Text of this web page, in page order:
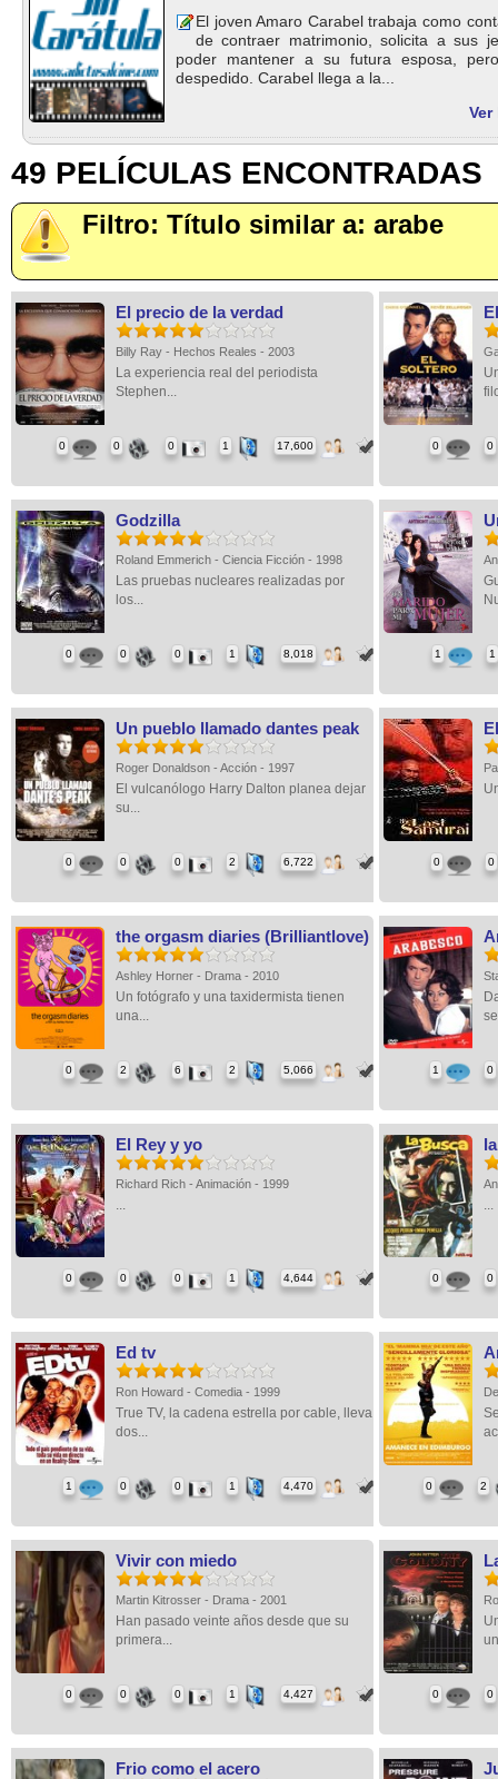
El joven Amaro Carabel trabaja como
de contraer matrimonio, solicita a sus
poder mantener a su futura esposa,
despedido. Carabel llega a la...
Ver
49 PELÍCULAS ENCONTRADAS
Filtro: Título similar a: arabe
El precio de la verdad
Billy Ray - Hechos Reales - 2003
La experiencia real del periodista
Stephen...
0 0 0 1 17,600 0 0
Godzilla
Roland Emmerich - Ciencia Ficción - 1998
Las pruebas nucleares realizadas por
los...
0 0 0 1 8,018 1 1
Un pueblo llamado dantes peak
Roger Donaldson - Acción - 1997
El vulcanólogo Harry Dalton planea dejar
su...
0 0 0 2 6,722 0 0
the orgasm diaries (Brilliantlove)
Ashley Horner - Drama - 2010
Un fotógrafo y una taxidermista tienen
una...
0 2 6 2 5,066 1 0
El Rey y yo
Richard Rich - Animación - 1999
...
0 0 0 1 4,644 0 0
Ed tv
Ron Howard - Comedia - 1999
True TV, la cadena estrella por cable, lleva
dos...
1 0 0 1 4,470 0 2
Vivir con miedo
Martin Kitrosser - Drama - 2001
Han pasado veinte años desde que su
primera...
0 0 0 1 4,427 0 0
Frio como el acero